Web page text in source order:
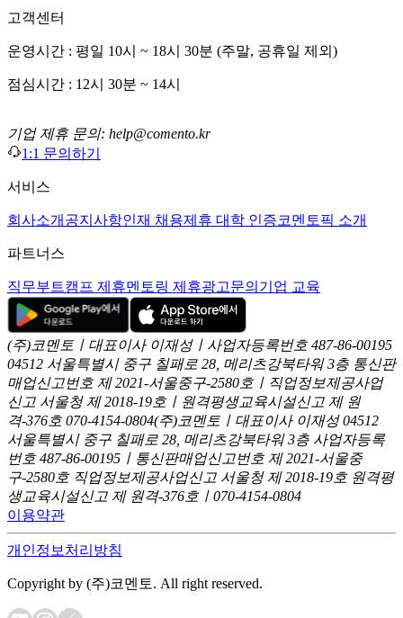
고객센터
운영시간 : 평일 10시 ~ 18시 30분 (주말, 공휴일 제외)
점심시간 : 12시 30분 ~ 14시
기업 제휴 문의: help@comento.kr
1:1 문의하기
서비스
회사소개 공지사항인재 채용제휴 대학 인증코멘토픽 소개
파트너스
직무부트캠프 제휴멘토링 제휴광고문의 기업 교육
(주)코멘토ㅣ대표이사 이재성ㅣ사업자등록번호 487-86-00195
04512 서울특별시 중구 칠패로 28, 메리츠강북타워 3층 통신판
매업신고번호 제 2021-서울중구-2580호ㅣ직업정보제공사업
신고 서울청 제 2018-19호ㅣ원격평생교육시설신고 제 원
격-376호 070-4154-0804(주)코멘토ㅣ대표이사 이재성 04512
서울특별시 중구 칠패로 28, 메리츠강북타워 3층 사업자등록
번호 487-86-00195ㅣ통신판매업신고번호 제 2021-서울중
구-2580호 직업정보제공사업신고 서울청 제 2018-19호 원격평
생교육시설신고 제 원격-376호ㅣ070-4154-0804
이용약관
개인정보처리방침
Copyright by (주)코멘토. All right reserved.